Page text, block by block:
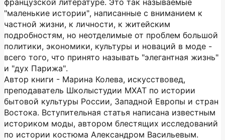
французской литературе. Это так называемые
"маленькие истории", написанные с вниманием к
частной жизни, к личности, к житейским
подробностям, но неотделимые от проблем большой
политики, экономики, культуры и новаций в моде -
всего того, что принято называть "элегантная жизнь"
и "дух Парижа".
Автор книги - Марина Колева, искусствовед,
преподаватель Школы­студии МХАТ по истории
бытовой культуры России, Западной Европы и стран
Востока. Вступительная статья написана известным
историком моды, автором блестящих исследований
по истории костюма Александром Васильевым.